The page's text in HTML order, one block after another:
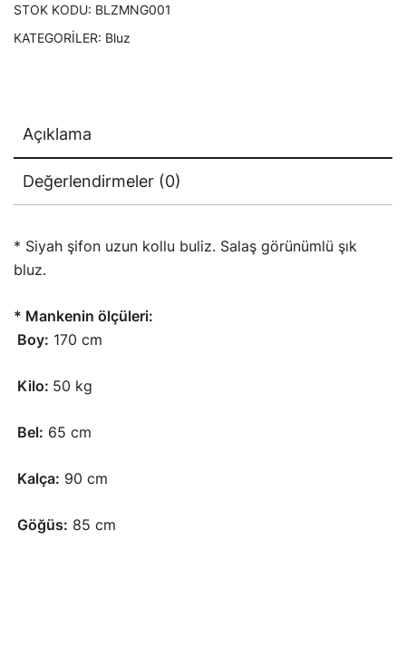
STOK KODU: BLZMNG001
KATEGORILER: Bluz
Açıklama
Değerlendirmeler (0)
* Siyah şifon uzun kollu buliz. Salaş görünümlü şık
bluz.
* Mankenin ölçüleri:
Boy: 170 cm
Kilo: 50 kg
Bel: 65 cm
Kalça: 90 cm
Göğüs: 85 cm